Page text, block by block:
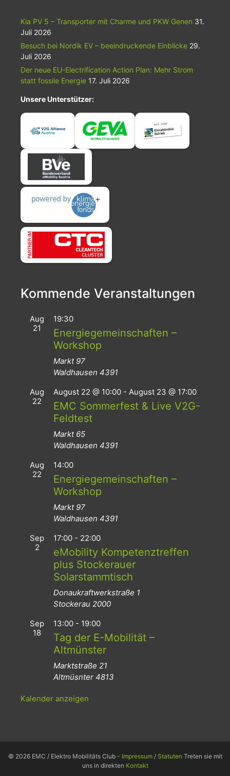
Kia PV 5 – Transporter mit Charme und PKW Genen 31.
Juli 2026
Besuch bei Nordik EV – beeindruckende Einblicke 29.
Juli 2026
Der neue EU-Electrification Action Plan: Mehr Strom
statt fossile Energie 17. Juli 2026
Unsere Unterstützer:
Kommende Veranstaltungen
Aug
21
19:30
Energiegemeinschaften –
Workshop
Markt 97
Waldhausen 4391
Aug
22
August 22 @ 10:00 - August 23 @ 17:00
EMC Sommerfest & Live V2G-
Feldtest
Markt 65
Waldhausen 4391
Aug
22
14:00
Energiegemeinschaften –
Workshop
Markt 97
Waldhausen 4391
Sep
2
17:00 - 22:00
eMobility Kompetenztreffen
plus Stockerauer
Solarstammtisch
Donaukraftwerkstraße 1
Stockerau 2000
Sep
18
13:00 - 19:00
Tag der E-Mobilität –
Altmünster
Marktstraße 21
Altmüsnter 4813
Kalender anzeigen
© 2026 EMC / Elektro Mobilitäts Club - Impressum/ Statuten Treten sie mit
uns in direkten Kontakt